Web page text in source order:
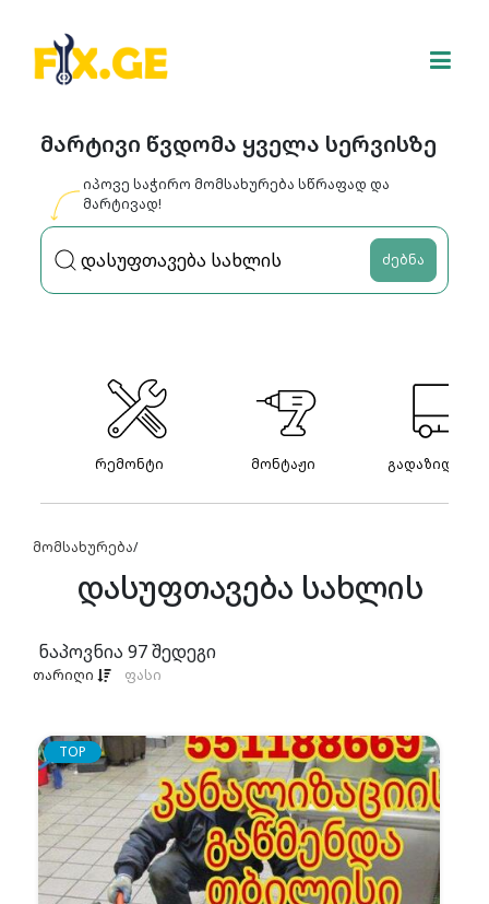
მარტივი წვდომა ყველა სერვისზე
იპოვე საჭირო მომსახურება სწრაფად და
მარტივად!
ძებნა
რემონტი მონტაჟი გადაზიდვები
მომსახურება/
დასუფთავება სახლის
ნაპოვნია 97შედეგი
თარიღი ფასი
TOP